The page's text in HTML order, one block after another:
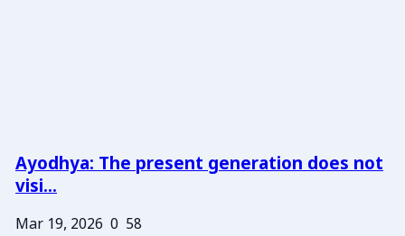
Ayodhya: The present generation does not
visi...
Mar 19, 2026 0 58